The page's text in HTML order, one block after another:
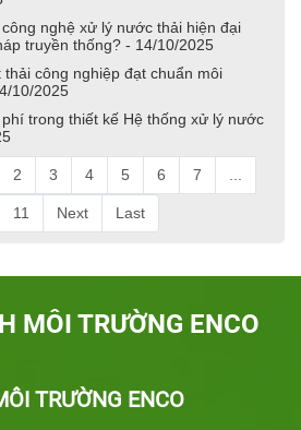
nghệ xử lý nước thải hiện đại
truyền thống? - 14/10/2025
công nghiệp đạt chuẩn môi
10/2025
trong thiết kế Hệ thống xử lý nước
2 3 4 5 6 7
11 Next Last
MÔI TRƯỜNG ENCO
TRƯỜNG ENCO